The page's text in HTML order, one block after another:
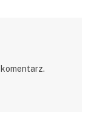
komentarz.